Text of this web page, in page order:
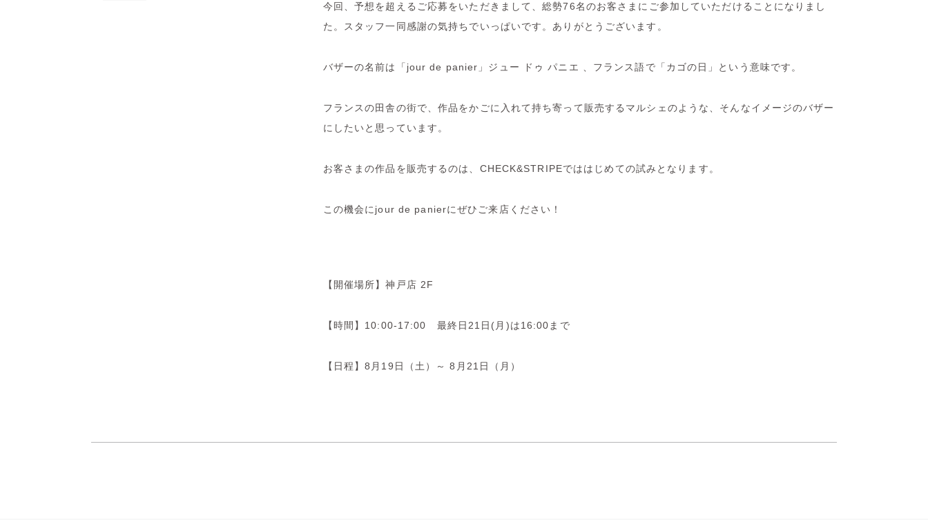
今回、予想を超えるご応募をいただきまして、総勢76名のお客さまにご参加していただけることになりまし
た。スタッフ一同感謝の気持ちでいっぱいです。ありがとうございます。
バザーの名前は「jour de panier」ジュー ドゥ パニエ 、フランス語で「カゴの日」という意味です。
フランスの田舎の街で、作品をかごに入れて持ち寄って販売するマルシェのような、そんなイメージのバザー
にしたいと思っています。
お客さまの作品を販売するのは、CHECK&STRIPEでははじめての試みとなります。
この機会にjour de panierにぜひご来店ください！
【開催場所】神戸店 2F
【時間】10:00-17:00 最終日21日(月)は16:00まで
【日程】8月19日（土）～ 8月21日（月）